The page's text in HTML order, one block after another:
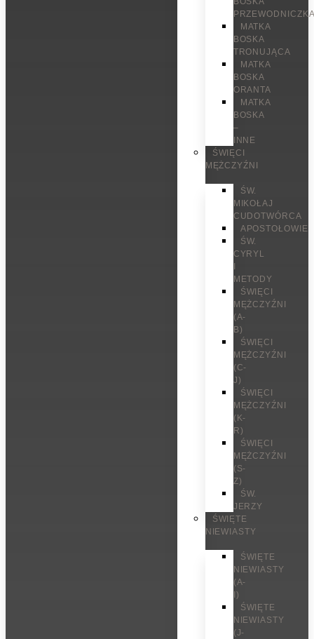
MATKA
BOSKA
TRONUJĄCA
MATKA
BOSKA
ORANTA
MATKA
BOSKA
–
INNE
ŚWIĘCI
MĘŻCZYŹNI
ŚW.
MIKOŁAJ
CUDOTWÓRCA
APOSTOŁOWIE
ŚW.
CYRYL
METODY
ŚWIĘCI
MĘŻCZYŹNI
(A-
B)
ŚWIĘCI
MĘŻCZYŹNI
(C-
J)
ŚWIĘCI
MĘŻCZYŹNI
(K-
R)
ŚWIĘCI
MĘŻCZYŹNI
(S-
Z)
ŚW.
JERZY
ŚWIĘTE
NIEWIASTY
ŚWIĘTE
NIEWIASTY
(A-
I)
ŚWIĘTE
NIEWIASTY
(J-